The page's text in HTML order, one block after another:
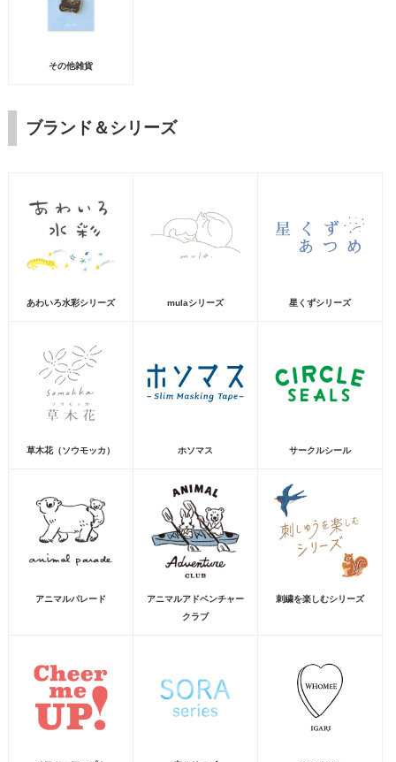
その他雑貨
ブランド＆シリーズ
あわいろ水彩シリーズ mulaシリーズ 星くずシリーズ
草木花（ソウモッカ） ホソマス サークルシール
アニマルパレード
アニマルアドベンチャー
クラブ
刺繍を楽しむシリーズ